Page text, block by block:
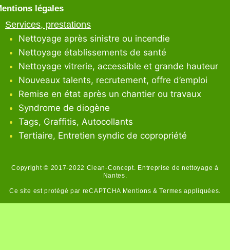
légales
Services, prestations
Nettoyage après sinistre ou incendie
Nettoyage établissements de santé
Nettoyage vitrerie, accessible et grande hauteur
Nouveaux talents, recrutement, offre d’emploi
Remise en état après un chantier ou travaux
Syndrome de diogène
Tags, Graffitis, Autocollants
Tertiaire, Entretien syndic de copropriété
Copyright © 2017-2022 Clean-Concept. Entreprise de nettoyage à
Nantes.
Ce site est protégé par reCAPTCHA Mentions &Termes appliquées.